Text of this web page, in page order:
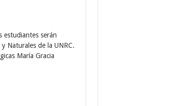
estudiantes serán
Naturales de la UNRC.
María Gracia